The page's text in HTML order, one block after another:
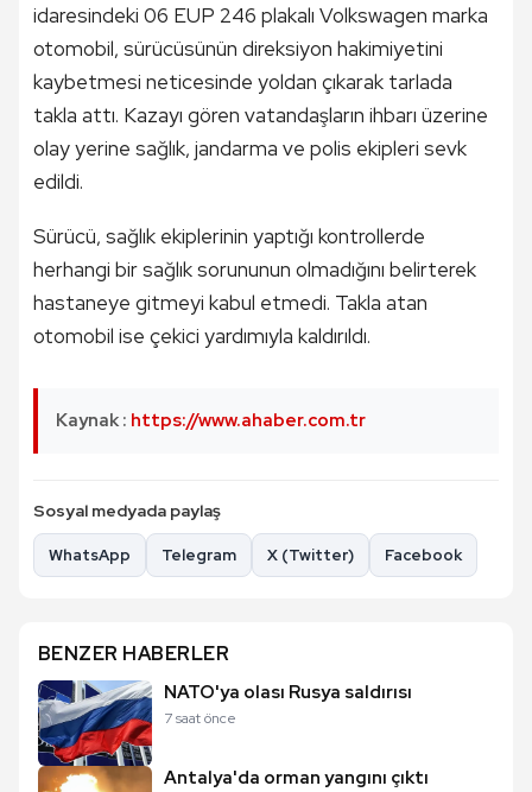
idaresindeki 06 EUP 246 plakalı Volkswagen marka
otomobil, sürücüsünün direksiyon hakimiyetini
kaybetmesi neticesinde yoldan çıkarak tarlada
takla attı. Kazayı gören vatandaşların ihbarı üzerine
olay yerine sağlık, jandarma ve polis ekipleri sevk
edildi.
Sürücü, sağlık ekiplerinin yaptığı kontrollerde
herhangi bir sağlık sorununun olmadığını belirterek
hastaneye gitmeyi kabul etmedi. Takla atan
otomobil ise çekici yardımıyla kaldırıldı.
Kaynak : https://www.ahaber.com.tr
Sosyal medyada paylaş
WhatsApp Telegram X (Twitter) Facebook
BENZER HABERLER
NATO'ya olası Rusya saldırısı
7 saat önce
Antalya'da orman yangını çıktı